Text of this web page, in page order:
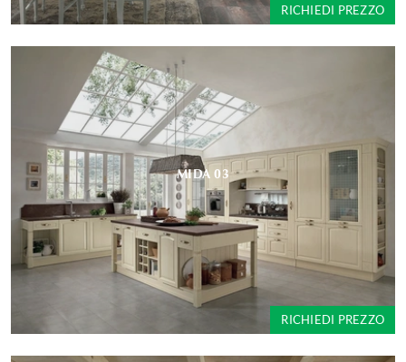
RICHIEDI PREZZO
MIDA 03
RICHIEDI PREZZO